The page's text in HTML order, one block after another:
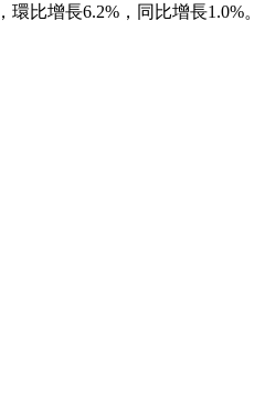
比增長6.2%，同比增長1.0%。